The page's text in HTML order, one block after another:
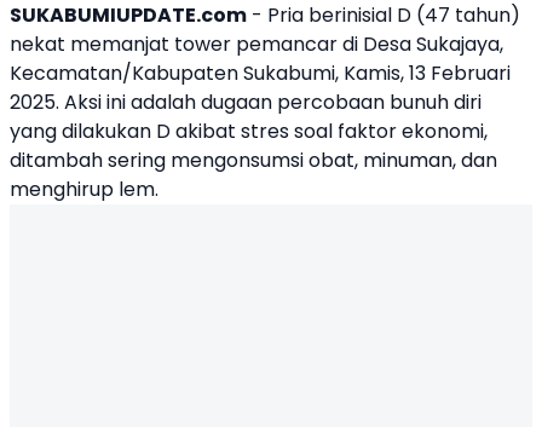
SUKABUMIUPDATE.com - Pria berinisial D (47 tahun)
nekat memanjat tower pemancar di Desa Sukajaya,
Kecamatan/Kabupaten Sukabumi, Kamis, 13 Februari
2025. Aksi ini adalah dugaan percobaan bunuh diri
yang dilakukan D akibat stres soal faktor ekonomi,
ditambah sering mengonsumsi obat, minuman, dan
menghirup lem.